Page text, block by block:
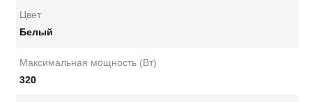
Цвет
Белый
Максимальная мощность (Вт)
320